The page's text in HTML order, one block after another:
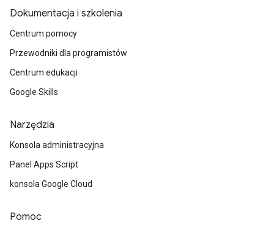
Dokumentacja i szkolenia
Centrum pomocy
Przewodniki dla programistów
Centrum edukacji
Google Skills
Narzędzia
Konsola administracyjna
Panel Apps Script
konsola Google Cloud
Pomoc